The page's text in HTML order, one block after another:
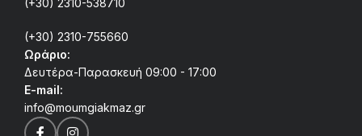
(+30) 2310-538710
(+30) 2310-755660
Ωράριο:
Δευτέρα-Παρασκευή 09:00 - 17:00
E-mail:
info@moumgiakmaz.gr